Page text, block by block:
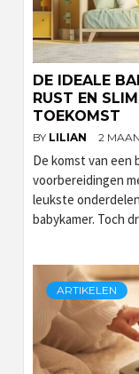
DE IDEALE
RUST EN
TOEKOMST
BY LILIAN 2
De komst van een
voorbereidingen
leukste
babykamer. Toch
ARTIKELEN